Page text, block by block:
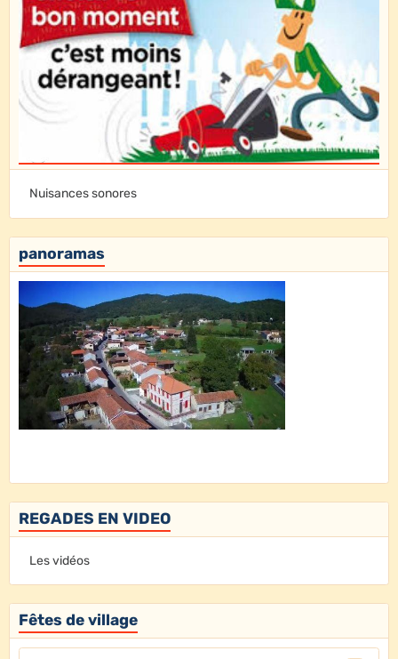
Nuisances sonores
panoramas
REGADES EN VIDEO
Les vidéos
Fêtes de village